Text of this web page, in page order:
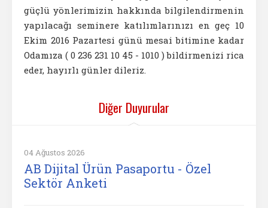
güçlü yönlerimizin hakkında bilgilendirmenin
yapılacağı seminere katılımlarınızı en geç 10
Ekim 2016 Pazartesi günü mesai bitimine kadar
Odamıza ( 0 236 231 10 45 - 1010 ) bildirmenizi rica
eder, hayırlı günler dileriz.
Diğer Duyurular
04 Ağustos 2026
AB Dijital Ürün Pasaportu - Özel
Sektör Anketi